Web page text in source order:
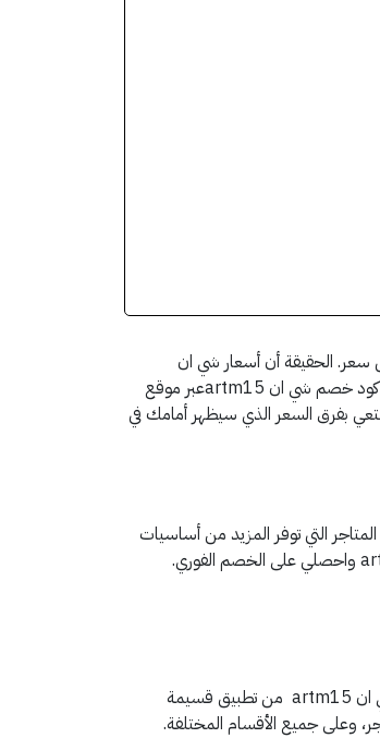
سعر. الحقيقة أن أسعار شي ان
منافسة بالفعل لكن الوصول إلى خصم إضافي يجعل تجربة التسوق أكثر متعة وراحة. بدلاً من تضييع الوقت في تجربة كوبونات غير فعالة يمنحك استخدام كود خصم شي ان artm15عبر موقع
بفرق السعر الذي سيظهر أمامك في
التي توفر المزيد من أساسيات
متجر شي ان واحد من أهم المتاجر المعروفة، والتي تقدم العديد من المنتجات المختلفة والضرورية للعملاء، حيث يمكنك من خلال تفعيل كود خصم شي ان artm15 من تطبيق قسيمة
وعلى جميع الأقسام المختلفة.